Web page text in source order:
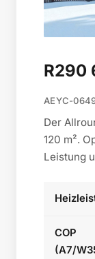
R290
AEYC-
Der
120 m².
Leistung
COP
(A7/